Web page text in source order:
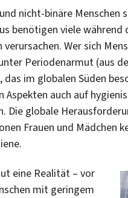
nicht-binäre
benötigen viele
Wer sich
Periodenarmut (aus
im globalen Süden
auch auf
Die globale
Frauen und Mädchen
eine Realität – vor
mit geringem